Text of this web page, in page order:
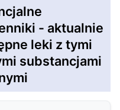
- aktualnie
leki z tymi
substancjami